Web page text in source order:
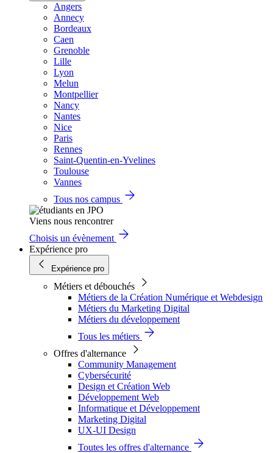
Angers
Annecy
Bordeaux
Caen
Grenoble
Lille
Lyon
Melun
Montpellier
Nancy
Nantes
Nice
Paris
Rennes
Saint-Quentin-en-Yvelines
Toulouse
Vannes
Tous nos campus
Viens nous rencontrer
Choisis un évènement
Expérience pro
Expérience pro
Métiers et débouchés
Métiers de la Création Numérique et Webdesign
Métiers du Marketing Digital
Métiers du développement
Tous les métiers
Offres d'alternance
Community Management
Cybersécurité
Design et Création Web
Développement Web
Informatique et Développement
Marketing Digital
UX-UI Design
Toutes les offres d'alternance